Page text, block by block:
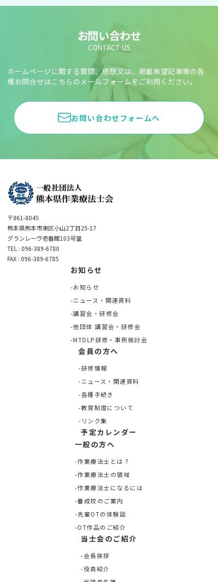
お問い合わせ
CONTACT US
ホームページに関する質問、感想又は、掲載希望記事等の各
種お問合せはこちらのメールフォームをご利用ください。
お問い合わせフォームへ
〒861-8045
熊本県熊本市東区小山2丁目25-17
グランレーヴ壱番館103号室
TEL : 096-389-6780
FAX : 096-389-6785
お知らせ
お知らせ
ニュース・関連資料
講習会・研修会
他団体 講習会・研修会
MTDLP研修・事例検討会
会員の方へ
研修情報
ニュース・関連資料
各種手続き
教育制度について
リンク集
予定カレンダー
一般の方へ
作業療法士とは？
作業療法士の領域
作業療法士になるには
養成校のご案内
先輩OTの体験談
OT作品のご紹介
当士会のご紹介
会長挨拶
役員紹介